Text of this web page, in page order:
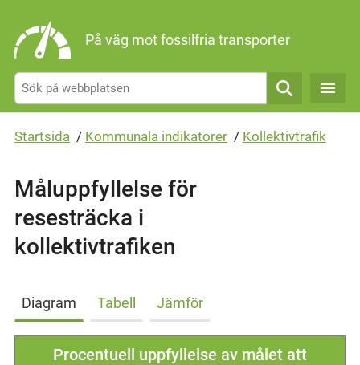
På väg mot fossilfria transporter
Sök
Startsida / Kommunala indikatorer / Kollektivtrafik
Måluppfyllelse för
resesträcka i
kollektivtrafiken
Diagram Tabell Jämför
Procentuell uppfyllelse av målet att